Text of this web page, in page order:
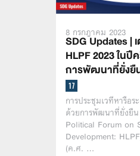
8 กรกฎาคม 2023
SDG Updates |
HLPF 2023 ในปี
การพัฒนาที่ยั่งยื
การประชุมเวทีหารือ
ด้วยการพัฒนาที่ยั่งยื
Political Forum on
Development:
(ค.ศ. …